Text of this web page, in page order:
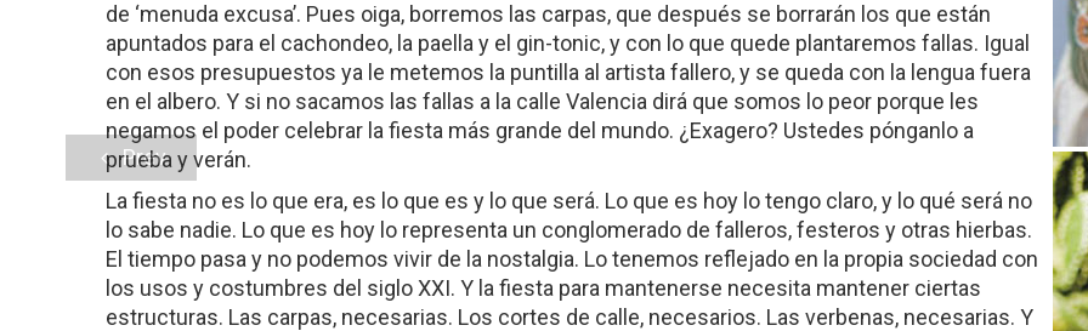
de ‘menuda excusa’. Pues oiga, borremos las carpas, que después se borrarán los que están
apuntados para el cachondeo, la paella y el gin-tonic, y con lo que quede plantaremos fallas. Igual
con esos presupuestos ya le metemos la puntilla al artista fallero, y se queda con la lengua fuera
en el albero. Y si no sacamos las fallas a la calle Valencia dirá que somos lo peor porque les
negamos el poder celebrar la fiesta más grande del mundo. ¿Exagero? Ustedes pónganlo a
prueba y verán.
La fiesta no es lo que era, es lo que es y lo que será. Lo que es hoy lo tengo claro, y lo qué será no
lo sabe nadie. Lo que es hoy lo representa un conglomerado de falleros, festeros y otras hierbas.
El tiempo pasa y no podemos vivir de la nostalgia. Lo tenemos reflejado en la propia sociedad con
los usos y costumbres del siglo XXI. Y la fiesta para mantenerse necesita mantener ciertas
estructuras. Las carpas, necesarias. Los cortes de calle, necesarios. Las verbenas, necesarias. Y
Prev